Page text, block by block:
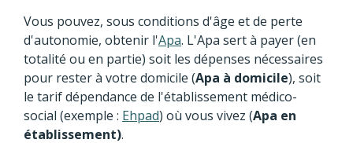
Vous pouvez, sous conditions d'âge et de perte
d'autonomie, obtenir l'Apa. L'Apa sert à payer (en
totalité ou en partie) soit les dépenses nécessaires
pour rester à votre domicile (Apa à domicile), soit
le tarif dépendance de l'établissement médico-
social (exemple : Ehpad) où vous vivez (Apa en
établissement).